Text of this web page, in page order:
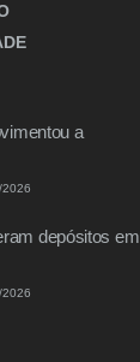
a
depósitos em